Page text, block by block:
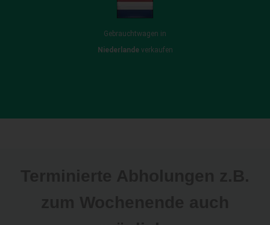
Gebrauchtwagen in
Niederlandeverkaufen